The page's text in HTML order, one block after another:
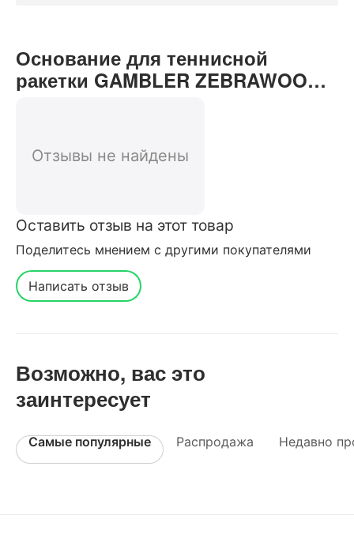
Основание для теннисной
ракетки GAMBLER ZEBRAWOOD
интернет-магазина
Отзывы не найдены
Оставить отзыв на этот товар
Поделитесь мнением с другими покупателями
Написать отзыв
Возможно, вас это
заинтересует
Самые популярные Распродажа Недавно